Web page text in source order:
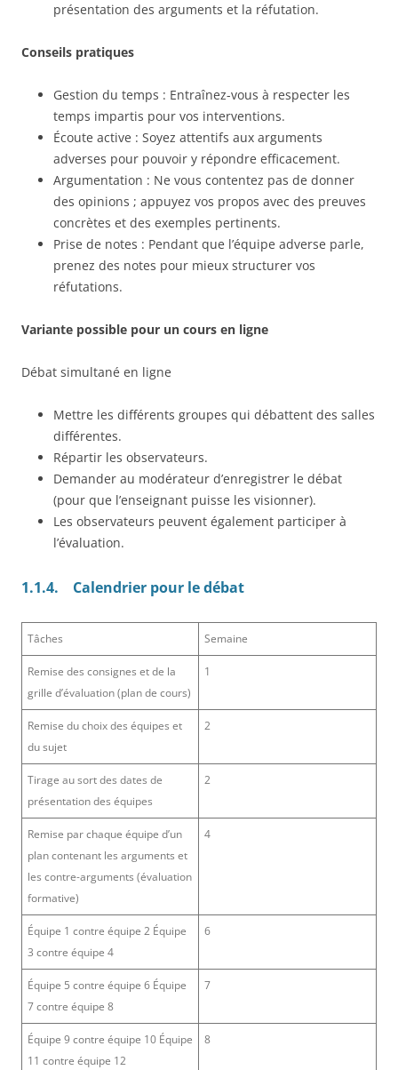
présentation des arguments et la réfutation.
Conseils pratiques
Gestion du temps : Entraînez-vous à respecter les
temps impartis pour vos interventions.
Écoute active : Soyez attentifs aux arguments
adverses pour pouvoir y répondre efficacement.
Argumentation : Ne vous contentez pas de donner
des opinions ; appuyez vos propos avec des preuves
concrètes et des exemples pertinents.
Prise de notes : Pendant que l’équipe adverse parle,
prenez des notes pour mieux structurer vos
réfutations.
Variante possible pour un cours en ligne
Débat simultané en ligne
Mettre les différents groupes qui débattent des salles
différentes.
Répartir les observateurs.
Demander au modérateur d’enregistrer le débat
(pour que l’enseignant puisse les visionner).
Les observateurs peuvent également participer à
l’évaluation.
1.1.4. Calendrier pour le débat
Tâches Semaine
Remise des consignes et de la
grille d’évaluation (plan de cours)
1
Remise du choix des équipes et
du sujet
2
Tirage au sort des dates de
présentation des équipes
2
Remise par chaque équipe d’un
plan contenant les arguments et
les contre-arguments (évaluation
formative)
4
Équipe 1 contre équipe 2 Équipe
3 contre équipe 4
6
Équipe 5 contre équipe 6 Équipe
7 contre équipe 8
7
Équipe 9 contre équipe 10 Équipe
11 contre équipe 12
8